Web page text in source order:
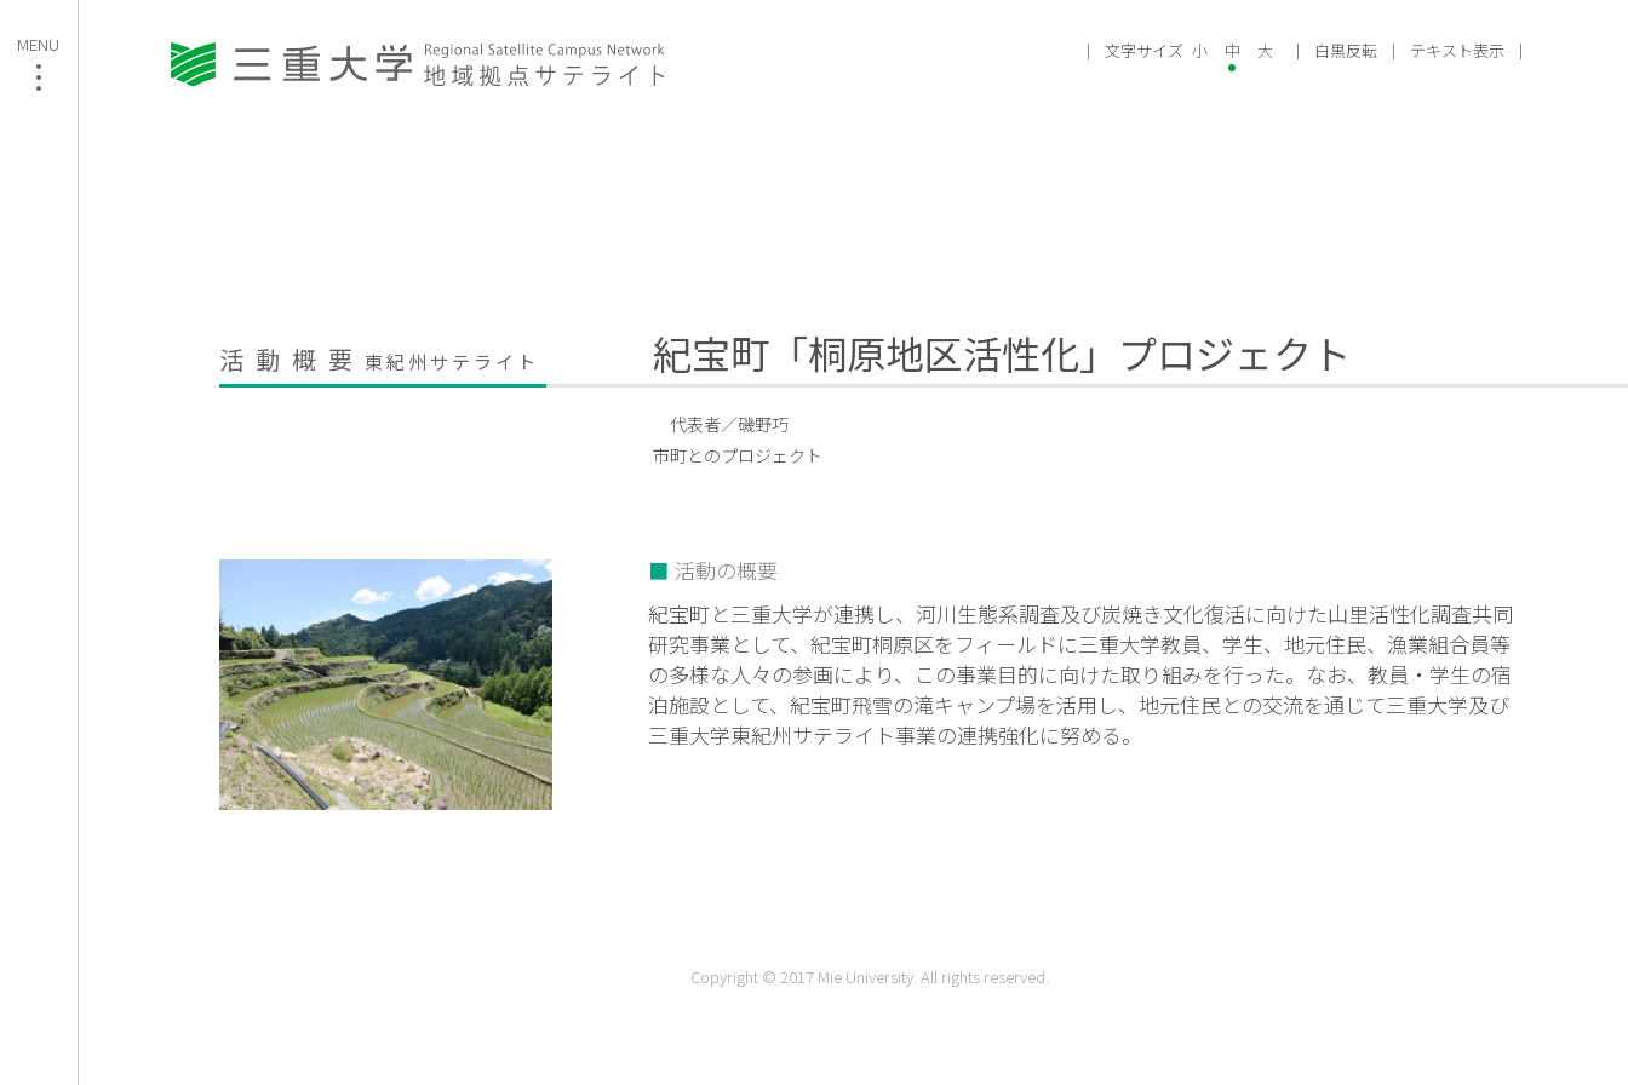
文字サイズ 小 中 大 白黒反転 テキスト表示
活動概要 東紀州サテライト 紀宝町「桐原地区活性化」プロジェクト
代表者／磯野巧
市町とのプロジェクト
活動の概要
紀宝町と三重大学が連携し、河川生態系調査及び炭焼き文化復活に向けた山里活性化調査共同
研究事業として、紀宝町桐原区をフィールドに三重大学教員、学生、地元住民、漁業組合員等
の多様な人々の参画により、この事業目的に向けた取り組みを行った。なお、教員・学生の宿
泊施設として、紀宝町飛雪の滝キャンプ場を活用し、地元住民との交流を通じて三重大学及び
三重大学東紀州サテライト事業の連携強化に努める。
Copyright © 2017 Mie University. All rights reserved.